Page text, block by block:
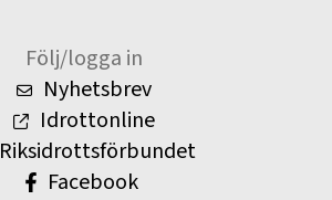
Följ/logga in
Nyhetsbrev
Idrottonline
Riksidrottsförbundet
Facebook